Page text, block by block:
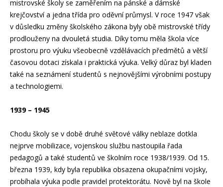
mistrovské školy se zaměřením na pánské a dámské
krejčovství a jedna třída pro oděvní průmysl. V roce 1947 však
v důsledku změny školského zákona byly obě mistrovské třídy
prodlouženy na dvouletá studia. Díky tomu měla škola více
prostoru pro výuku všeobecně vzdělávacích předmětů a větší
časovou dotaci získala i praktická výuka. Velký důraz byl kladen
také na seznámení studentů s nejnovějšími výrobními postupy
a technologiemi.
1939 – 1945
Chodu školy se v době druhé světové války neblaze dotkla
nejprve mobilizace, vojenskou službu nastoupila řada
pedagogů a také studentů ve školním roce 1938/1939. Od 15.
března 1939, kdy byla republika obsazena okupačními vojsky,
probíhala výuka podle pravidel protektorátu. Nově byl na škole